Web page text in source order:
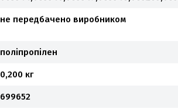
не передбачено виробником
поліпропілен
0,200 кг
699652